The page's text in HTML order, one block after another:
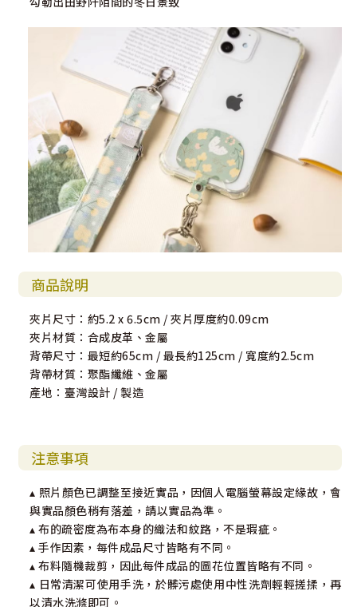
商品說明
夾片尺寸：約5.2 x 6.5cm / 夾片厚度約0.09cm
夾片材質：合成皮革、金屬
背帶尺寸：最短約65cm / 最長約125cm / 寬度約2.5cm
背帶材質：聚酯纖維、金屬
產地：臺灣設計 / 製造
注意事項
▴ 照片顏色已調整至接近實品，因個人電腦螢幕設定緣故，會
與實品顏色稍有落差，請以實品為準。
▴ 布的疏密度為布本身的織法和紋路，不是瑕疵。
▴ 手作因素，每件成品尺寸皆略有不同。
▴ 布料隨機裁剪，因此每件成品的圖花位置皆略有不同。
▴ 日常清潔可使用手洗，於髒污處使用中性洗劑輕輕搓揉，再
以清水洗滌即可。